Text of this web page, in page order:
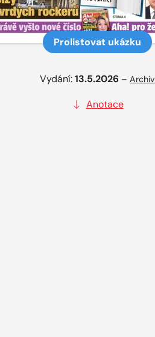
Prolistovat ukázku
Vydání:13.5.2026 –Archiv
Anotace